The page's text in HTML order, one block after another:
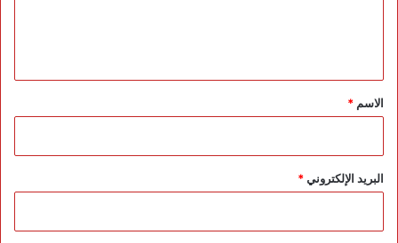
ا
ا
د
ي
د
ل
*
الاسم *
البريد الإلكتروني*